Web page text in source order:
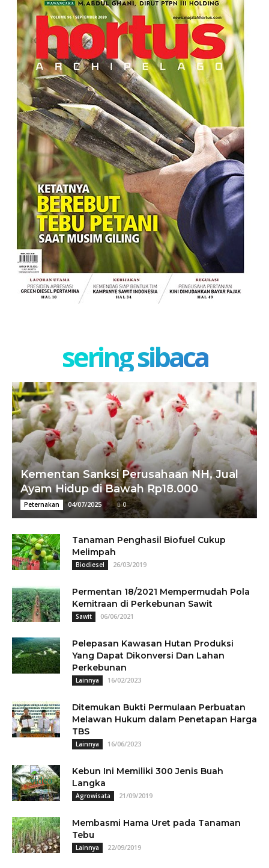
sering sibaca
Kementan Sanksi Perusahaan NH, Jual
Ayam Hidup di Bawah Rp18.000
Peternakan 04/07/2025 0
Tanaman Penghasil Biofuel Cukup
Melimpah
Biodiesel 26/03/2019
Permentan 18/2021 Mempermudah Pola
Kemitraan di Perkebunan Sawit
Sawit 06/06/2021
Pelepasan Kawasan Hutan Produksi
Yang Dapat Dikonversi Dan Lahan
Perkebunan
Lainnya 16/02/2023
Ditemukan Bukti Permulaan Perbuatan
Melawan Hukum dalam Penetapan Harga
TBS
Lainnya 16/06/2023
Kebun Ini Memiliki 300 Jenis Buah
Langka
Agrowisata 21/09/2019
Membasmi Hama Uret pada Tanaman
Tebu
Lainnya 22/09/2019